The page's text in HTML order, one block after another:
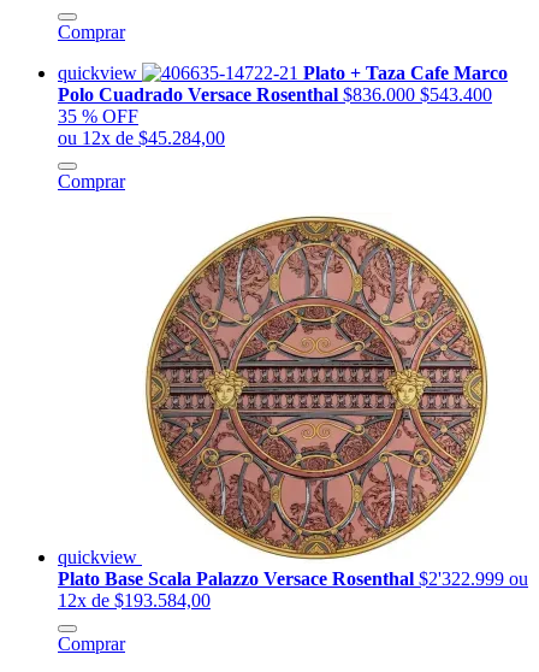
Comprar
quickview
Plato + Taza Cafe Marco
Polo Cuadrado Versace Rosenthal $836.000 $543.400
35 % OFF
ou 12x de $45.284,00
Comprar
quickview
Plato Base Scala Palazzo Versace Rosenthal $2'322.999 ou
12x de $193.584,00
Comprar